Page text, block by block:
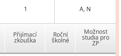
1 A, N
Přijímací
zkouška
Roční
školné
Možnost
studia pro
ZP